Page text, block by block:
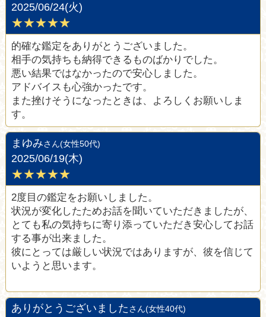
2025/06/24(火)
★★★★★
的確な鑑定をありがとうございました。
相手の気持ちも納得できるものばかりでした。
悪い結果ではなかったので安心しました。
アドバイスも心強かったです。
また挫けそうになったときは、よろしくお願いしま
す。
まゆみさん(女性50代)
2025/06/19(木)
★★★★★
2度目の鑑定をお願いしました。
状況が変化したためお話を聞いていただきましたが、
とても私の気持ちに寄り添っていただき安心してお話
する事が出来ました。
彼にとっては厳しい状況ではありますが、彼を信じて
いようと思います。
ありがとうございましたさん(女性40代)